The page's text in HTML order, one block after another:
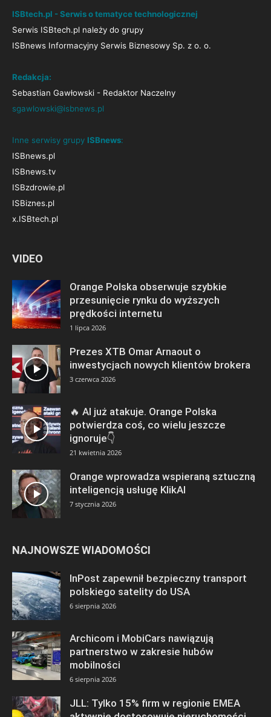
ISBtech.pl - Serwis o tematyce technologicznej
Serwis ISBtech.pl należy do grupy
ISBnews Informacyjny Serwis Biznesowy Sp. z o. o.
Redakcja:
Sebastian Gawłowski - Redaktor Naczelny
sgawlowski@isbnews.pl
Inne serwisy grupy ISBnews:
ISBnews.pl
ISBnews.tv
ISBzdrowie.pl
ISBiznes.pl
x.ISBtech.pl
VIDEO
Orange Polska obserwuje szybkie
przesunięcie rynku do wyższych
prędkości internetu
1 lipca 2026
Prezes XTB Omar Arnaout o
inwestycjach nowych klientów brokera
3 czerwca 2026
🔥 AI już atakuje. Orange Polska
potwierdza coś, co wielu jeszcze
ignoruje👇
21 kwietnia 2026
Orange wprowadza wspieraną sztuczną
inteligencją usługę KlikAI
7 stycznia 2026
NAJNOWSZE WIADOMOŚCI
InPost zapewnił bezpieczny transport
polskiego satelity do USA
6 sierpnia 2026
Archicom i MobiCars nawiązują
partnerstwo w zakresie hubów
mobilności
6 sierpnia 2026
JLL: Tylko 15% firm w regionie EMEA